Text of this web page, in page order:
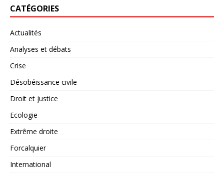
CATÉGORIES
Actualités
Analyses et débats
Crise
Désobéissance civile
Droit et justice
Ecologie
Extrême droite
Forcalquier
International